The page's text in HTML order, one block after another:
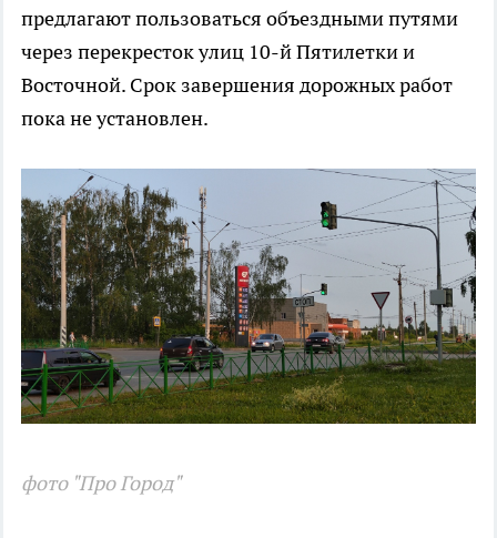
предлагают пользоваться объездными путями
через перекресток улиц 10-й Пятилетки и
Восточной. Срок завершения дорожных работ
пока не установлен.
фото "Про Город"